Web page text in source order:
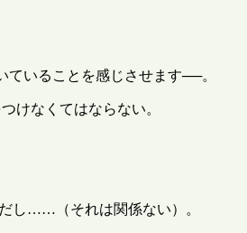
いることを感じさせます──。
けなくてはならない。
し……（それは関係ない）。